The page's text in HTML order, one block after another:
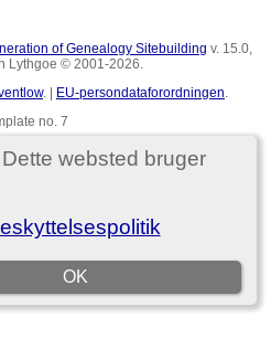
websted bruger
OK
of Genealogy Sitebuilding v. 15.0,
Lythgoe © 2001-2026.
. | EU-persondataforordningen
no. 7